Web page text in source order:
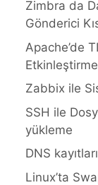
Zimbra da
Gönderici
Apache’de
Etkinleştirme
Zabbix ile
SSH ile
yükleme
DNS
Linux’ta